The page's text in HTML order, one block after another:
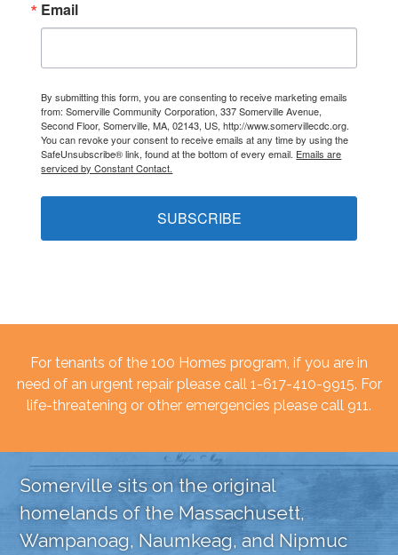
Email
By submitting this form, you are consenting to receive marketing emails
from: Somerville Community Corporation, 337 Somerville Avenue,
Second Floor, Somerville, MA, 02143, US, http://www.somervillecdc.org.
You can revoke your consent to receive emails at any time by using the
SafeUnsubscribe® link, found at the bottom of every email. Emails are
serviced by Constant Contact.
SUBSCRIBE
For tenants of the 100 Homes program, if you are in
need of an urgent repair please call 1-617-410-9915. For
life-threatening or other emergencies please call 911.
Somerville sits on the original
homelands of the Massachusett,
Wampanoag, Naumkeag, and Nipmuc